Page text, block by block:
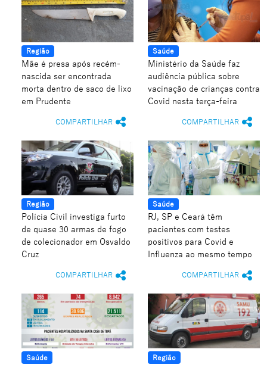
Região
Mãe é presa após recém-
nascida ser encontrada
morta dentro de saco de lixo
em Prudente
COMPARTILHAR
Saúde
Ministério da Saúde faz
audiência pública sobre
vacinação de crianças contra
Covid nesta terça-feira
COMPARTILHAR
Região
Polícia Civil investiga furto
de quase 30 armas de fogo
de colecionador em Osvaldo
Cruz
COMPARTILHAR
Saúde
RJ, SP e Ceará têm
pacientes com testes
positivos para Covid e
Influenza ao mesmo tempo
COMPARTILHAR
Saúde Região